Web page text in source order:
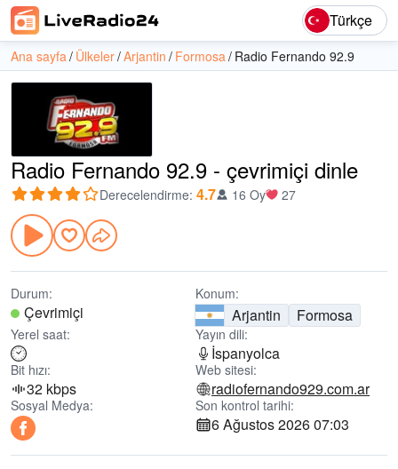
Türkçe
Ana sayfa Ülkeler Arjantin Formosa Radio Fernando 92.9
Radio Fernando 92.9 - çevrimiçi dinle
Derecelendirme: 4.7 16 Oy 27
Durum:
Çevrimiçi
Konum:
Arjantin Formosa
Yerel saat: Yayın dili:
İspanyolca
Bit hızı:
32 kbps
Web sitesi:
radiofernando929.com.ar
Sosyal Medya: Son kontrol tarihi:
6 Ağustos 2026 07:03